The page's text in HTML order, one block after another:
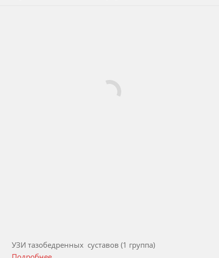
УЗИ тазобедренных суставов (1 группа)